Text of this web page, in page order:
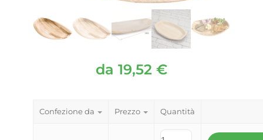
da 19,52 €
Confezione da Prezzo Quantità